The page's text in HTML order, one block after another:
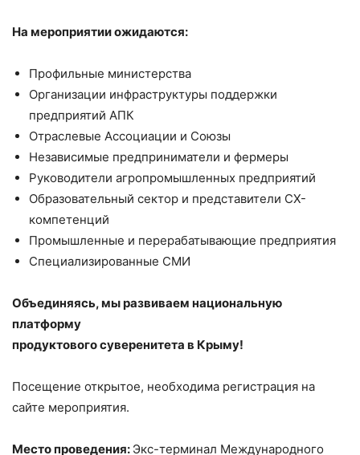
На мероприятии ожидаются:
Профильные министерства
Организации инфраструктуры поддержки
предприятий АПК
Отраслевые Ассоциации и Союзы
Независимые предприниматели и фермеры
Руководители агропромышленных предприятий
Образовательный сектор и представители СХ-
компетенций
Промышленные и перерабатывающие предприятия
Специализированные СМИ
Объединяясь, мы развиваем национальную
платформу
продуктового суверенитета в Крыму!
Посещение открытое, необходима регистрация на
сайте мероприятия.
Место проведения: Экс-терминал Международного